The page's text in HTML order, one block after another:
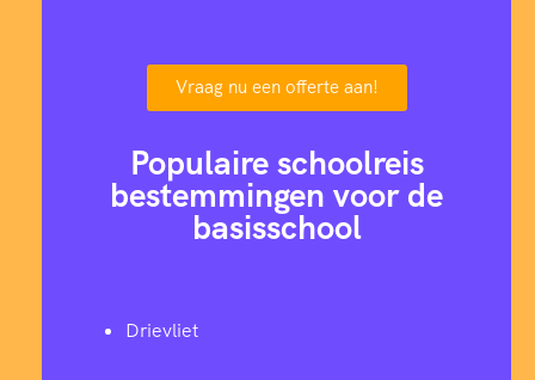
Vraag nu een offerte aan!
Populaire schoolreis
bestemmingen voor de
basisschool
Drievliet